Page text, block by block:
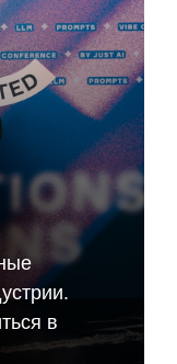
в